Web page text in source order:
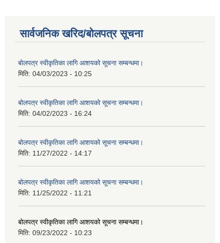
सार्वजनिक खरिद/बोलपत्र सूचना
बोलपत्र स्वीकृतिका लागि आशयको सूचना सम्बन्धमा।
मिति: 04/03/2023 - 10:25
बोलपत्र स्वीकृतिका लागि आशयको सूचना सम्बन्धमा।
मिति: 04/02/2023 - 16:24
बोलपत्र स्वीकृतिका लागि आशयको सूचना सम्बन्धमा।
मिति: 11/27/2022 - 14:17
बोलपत्र स्वीकृतिका लागि आशयको सूचना सम्बन्धमा।
मिति: 11/25/2022 - 11:21
बोलपत्र स्वीकृतिका लागि आशयको सूचना सम्बन्धमा।
मिति: 09/23/2022 - 10:23